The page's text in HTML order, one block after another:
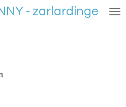
- zarlardinge